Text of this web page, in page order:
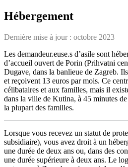
Hébergement
Dernière mise à jour : octobre 2023
Les demandeur.euse.s d’asile sont
d’accueil ouvert de Porin (Prihvatni
Dugave, dans la banlieue de Zagreb.
et reçoivent 13 euros par mois. Ce
célibataires et aux familles, mais il
dans la ville de Kutina, à 45 minutes
la plupart des familles.
Lorsque vous recevez un statut de
subsidiaire), vous avez droit à un
une durée de deux ans ou, dans des
une durée supérieure à deux ans. Le